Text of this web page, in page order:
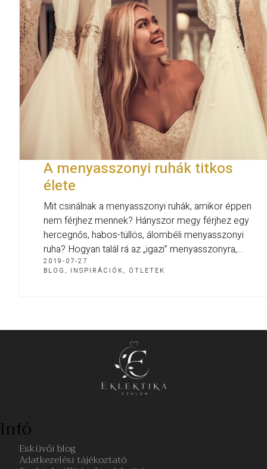
A menyasszonyi ruhák titkos
élete
Mit csinálnak a menyasszonyi ruhák, amikor éppen
nem férjhez mennek? Hányszor megy férjhez egy
hercegnős, habos-tüllös, álombéli menyasszonyi
ruha? Hogyan talál rá az „igazi” menyasszonyra,…
2019-07-27
BLOG , INSPIRÁCIÓK, ÖTLETEK
Infó
Esküvői blog
Adatkezelési tájékoztató